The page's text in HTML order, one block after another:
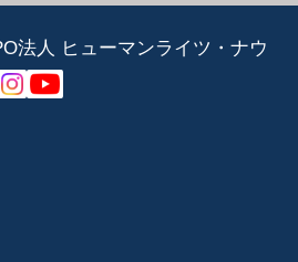
法人 ヒューマンライツ・ナウ